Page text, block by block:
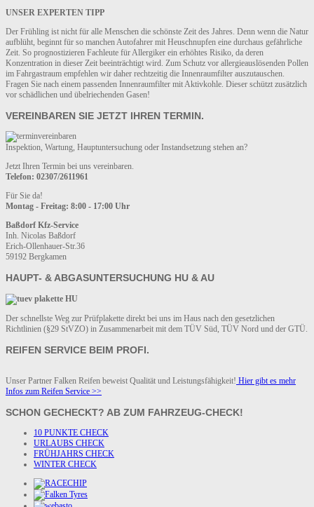
UNSER EXPERTEN TIPP
Der Frühling ist nicht für alle Menschen die schönste Zeit des Jahres. Denn wenn die Natur
aufblüht, beginnt für so manchen Autofahrer mit Heuschnupfen eine durchaus gefährliche
Zeit. So prognostizieren Fachleute für Allergiker ein erhöhtes Risiko, da deren
Konzentration in dieser Zeit beeinträchtigt wird. Zum Schutz vor allergieauslösenden Pollen
im Fahrgastraum empfehlen wir daher rechtzeitig die Innenraumfilter auszutauschen.
Fragen Sie nach einem passenden Innenraumfilter mit Aktivkohle. Dieser schützt zusätzlich
vor schädlichen und übelriechenden Gasen!
VEREINBAREN SIE JETZT IHREN TERMIN.
Inspektion, Wartung, Hauptuntersuchung oder Instandsetzung stehen an?
Jetzt Ihren Termin bei uns vereinbaren.
Telefon: 02307/2611961
Für Sie da!
Montag - Freitag: 8:00 - 17:00 Uhr
Baßdorf Kfz-Service
Inh. Nicolas Baßdorf
Erich-Ollenhauer-Str.36
59192 Bergkamen
HAUPT- & ABGASUNTERSUCHUNG HU & AU
Der schnellste Weg zur Prüfplakette direkt bei uns im Haus nach den gesetzlichen
Richtlinien (§29 StVZO) in Zusammenarbeit mit dem TÜV Süd, TÜV Nord und der GTÜ.
REIFEN SERVICE BEIM PROFI.
Unser Partner Falken Reifen beweist Qualität und Leistungsfähigkeit! Hier gibt es mehr
Infos zum Reifen Service >>
SCHON GECHECKT? AB ZUM FAHRZEUG-CHECK!
10 PUNKTE CHECK
URLAUBS CHECK
FRÜHJAHRS CHECK
WINTER CHECK